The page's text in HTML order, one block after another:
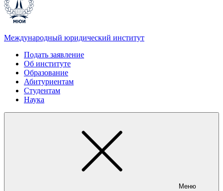
Международный юридический институт
Подать заявление
Об институте
Образование
Абитуриентам
Студентам
Наука
Меню